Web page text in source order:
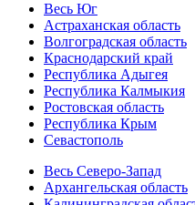
Весь Юг
Астраханская область
Волгоградская область
Краснодарский край
Республика Адыгея
Республика Калмыкия
Ростовская область
Республика Крым
Севастополь
Весь Северо-Запад
Архангельская область